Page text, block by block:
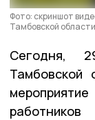
Фото: скриншот
Тамбовской области
Сегодня,
Тамбовской